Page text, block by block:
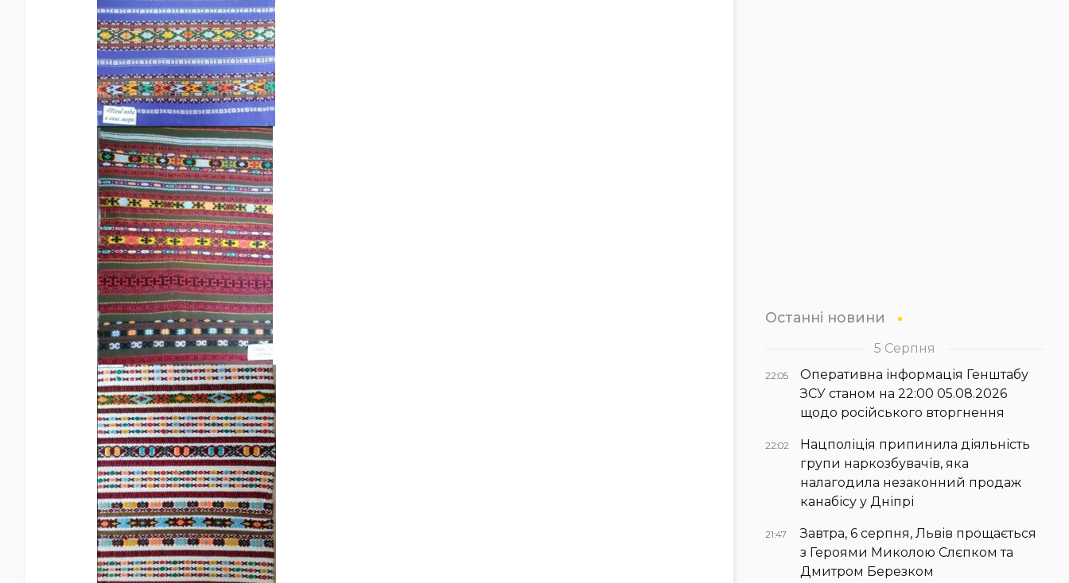
Останні новини
5 Серпня
22:05
Оперативна інформація Генштабу
ЗСУ станом на 22:00 05.08.2026
щодо російського вторгнення
22:02
Нацполіція припинила діяльність
групи наркозбувачів, яка
налагодила незаконний продаж
канабісу у Дніпрі
21:47
Завтра, 6 серпня, Львів прощається
з Героями Миколою Слєпком та
Дмитром Березком